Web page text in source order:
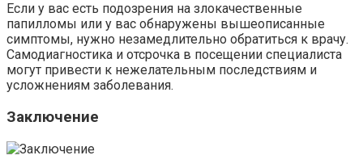
Если у вас есть подозрения на злокачественные
папилломы или у вас обнаружены вышеописанные
симптомы, нужно незамедлительно обратиться к врачу.
Самодиагностика и отсрочка в посещении специалиста
могут привести к нежелательным последствиям и
усложнениям заболевания.
Заключение